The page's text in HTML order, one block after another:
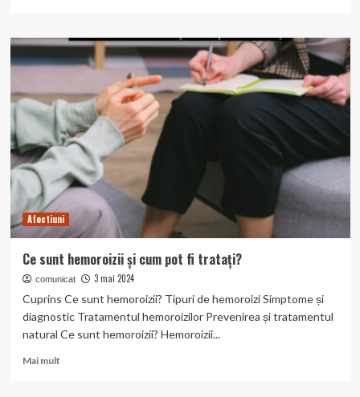
Definiția
Cauzele
Afectiuni
Ce sunt hemoroizii și cum pot fi tratați?
comunicat 3 mai 2024
Cuprins Ce sunt hemoroizii? Tipuri de hemoroizi Simptome și
diagnostic Tratamentul hemoroizilor Prevenirea și tratamentul
natural Ce sunt hemoroizii? Hemoroizii...
Mai multRead